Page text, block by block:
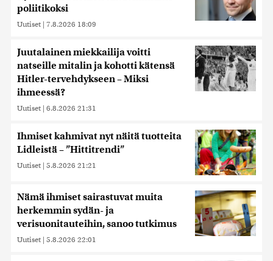
poliitikoksi
Uutiset | 7.8.2026 18:09
Juutalainen miekkailija voitti
natseille mitalin ja kohotti kätensä
Hitler-tervehdykseen – Miksi
ihmeessä?
Uutiset | 6.8.2026 21:31
Ihmiset kahmivat nyt näitä tuotteita
Lidleistä – ”Hittitrendi”
Uutiset | 5.8.2026 21:21
Nämä ihmiset sairastuvat muita
herkemmin sydän- ja
verisuonitauteihin, sanoo tutkimus
Uutiset | 5.8.2026 22:01